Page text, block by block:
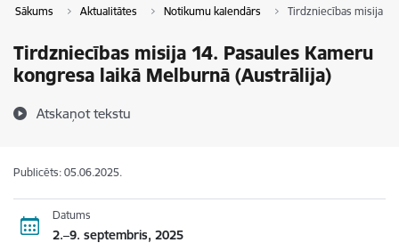
Sākums Aktualitātes Notikumu kalendārs Tirdzniecības misija
Tirdzniecības misija 14. Pasaules Kameru
kongresa laikā Melburnā (Austrālija)
Atskaņot tekstu
Publicēts: 05.06.2025.
Datums
2.–9. septembris, 2025